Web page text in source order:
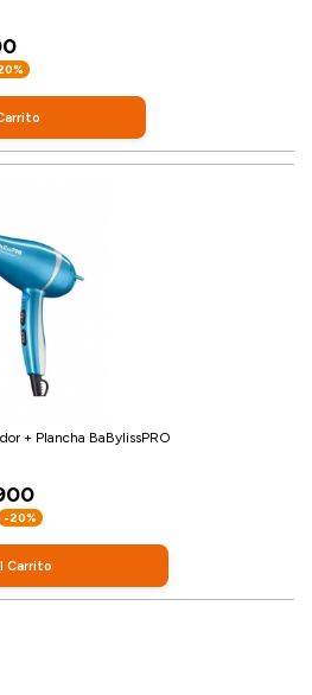
+ Plancha BaBylissPRO
-20%
Carrito